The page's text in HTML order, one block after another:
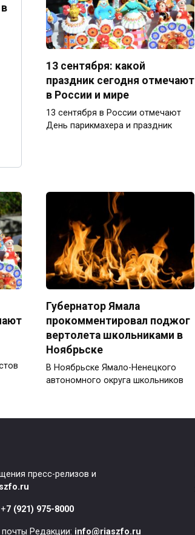
13 сентября: какой
праздник сегодня отмечают
в России и мире
13 сентября в России отмечают
День парикмахера и праздник
Губернатор Ямала
прокомментировал поджог
вертолета школьниками в
Ноябрьске
В Ноябрьске Ямало-Ненецкого
автономного округа школьников
пресс-релизов и
7 (921) 975-8000
Редакции: info@riaszfo.ru